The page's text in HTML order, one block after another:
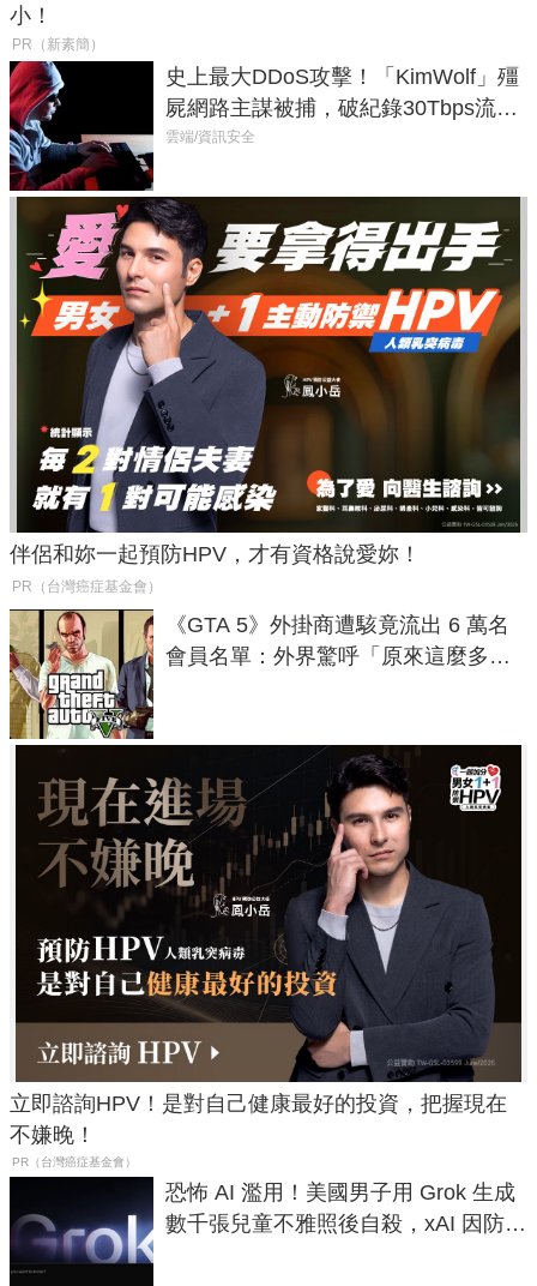
小！
PR（新素簡）
史上最大DDoS攻擊！「KimWolf」殭
屍網路主謀被捕，破紀錄30Tbps流量
癱瘓全球！
雲端/資訊安全
伴侶和妳一起預防HPV，才有資格說愛妳！
PR（台灣癌症基金會）
《GTA 5》外掛商遭駭竟流出 6 萬名
會員名單：外界驚呼「原來這麼多人
立即諮詢HPV！是對自己健康最好的投資，把握現在
不嫌晚！
PR（台灣癌症基金會）
恐怖 AI 濫用！美國男子用 Grok 生成
數千張兒童不雅照後自殺，xAI 因防護